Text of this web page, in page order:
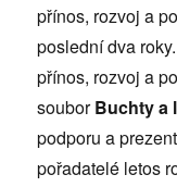
přínos, rozvoj a
poslední dva
přínos, rozvoj a
souborBuchty a
podporu a
pořadatelé letos